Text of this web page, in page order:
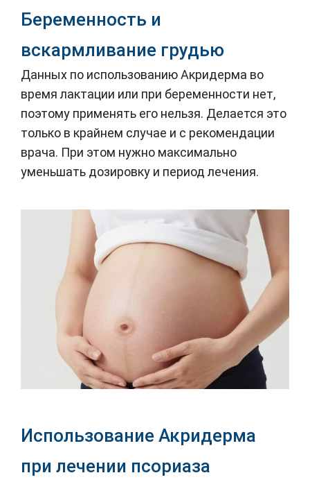
Беременность и
вскармливание грудью
Данных по использованию Акридерма во
время лактации или при беременности нет,
поэтому применять его нельзя. Делается это
только в крайнем случае и с рекомендации
врача. При этом нужно максимально
уменьшать дозировку и период лечения.
Использование Акридерма
при лечении псориаза